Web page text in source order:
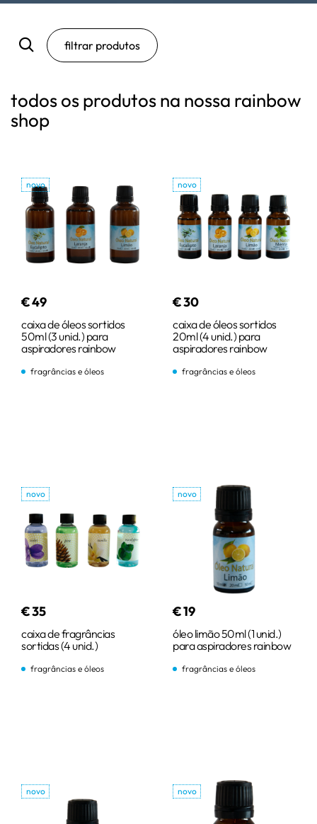
filtrar produtos
todos os produtos na nossa rainbow
shop
novo
€49
caixa de óleos sortidos
50ml (3 unid.) para
aspiradores rainbow
fragrâncias e óleos
novo
€30
caixa de óleos sortidos
20ml (4 unid.) para
aspiradores rainbow
fragrâncias e óleos
novo
€35
caixa de fragrâncias
sortidas (4 unid.)
fragrâncias e óleos
novo
€19
óleo limão 50ml (1 unid.)
para aspiradores rainbow
fragrâncias e óleos
novo novo